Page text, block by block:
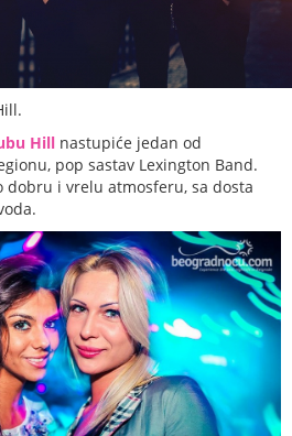
Hill nastupiće jedan od
pop sastav Lexington Band.
i vrelu atmosferu, sa dosta